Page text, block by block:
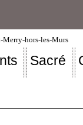
Merry-hors-les-Murs
Sacré